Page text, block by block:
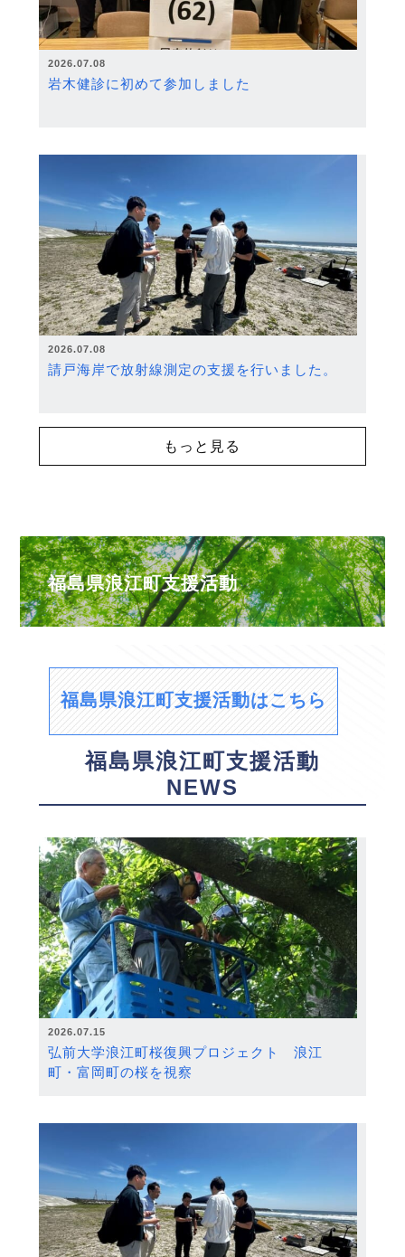
2026.07.08
岩木健診に初めて参加しました
2026.07.08
請戸海岸で放射線測定の支援を行いました。
もっと見る
福島県浪江町支援活動
福島県浪江町支援活動はこちら
福島県浪江町支援活動
NEWS
2026.07.15
弘前大学浪江町桜復興プロジェクト 浪江
町・富岡町の桜を視察